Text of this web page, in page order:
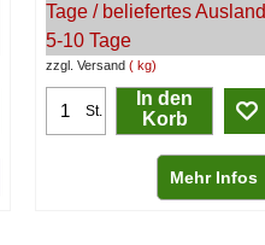
zzgl. Versand kg
Tage / beliefertes Ausland
5-10 Tage
St.
In den
Korb
Mehr Infos